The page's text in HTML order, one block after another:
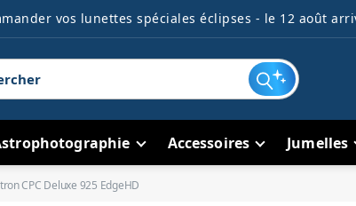
vos lunettes spéciales éclipses - le 12 août
Accessoires Jumelles
CPC Deluxe 925 EdgeHD